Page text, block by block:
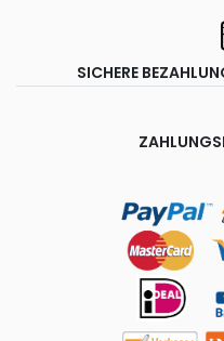
SICHERE